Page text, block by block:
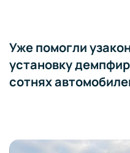
Уже помогли
установку
сотнях